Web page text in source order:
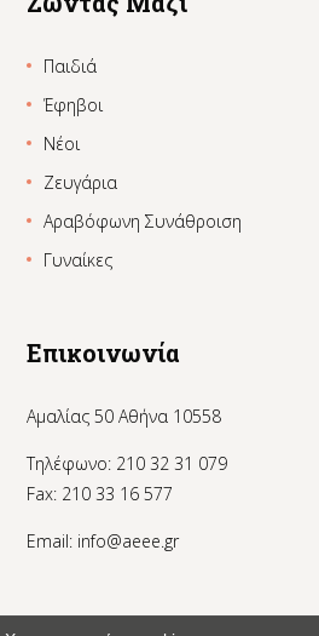
Παιδιά
Έφηβοι
Νέοι
Ζευγάρια
Αραβόφωνη Συνάθροιση
Γυναίκες
Επικοινωνία
Αμαλίας 50 Αθήνα 10558
Τηλέφωνο: 210 32 31 079
Fax: 210 33 16 577
Email: info@aeee.gr